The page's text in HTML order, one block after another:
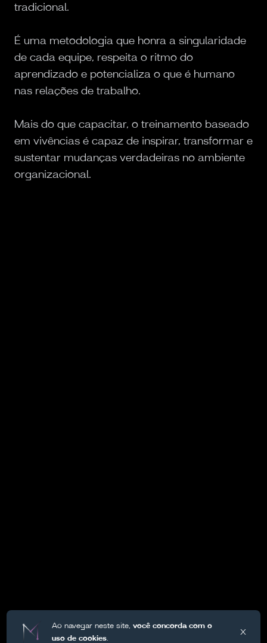
tradicional.
É uma metodologia que honra a singularidade
de cada equipe, respeita o ritmo do
aprendizado e potencializa o que é humano
nas relações de trabalho.
Mais do que capacitar, o treinamento baseado
em vivências é capaz de inspirar, transformar e
sustentar mudanças verdadeiras no ambiente
organizacional.
Ao navegar neste site,você concorda com o
uso de cookies.
X